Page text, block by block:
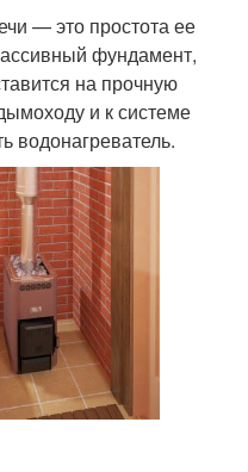
— это простота ее
фундамент,
на прочную
и к системе
водонагреватель.